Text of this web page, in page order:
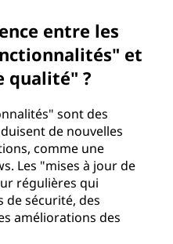
entre les
et
qualité" ?
sont des
de nouvelles
comme une
Les "mises à jour de
régulières qui
sécurité, des
améliorations des